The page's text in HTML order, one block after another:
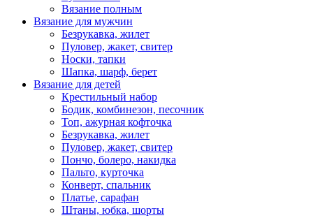
Вязание полным
Вязание для мужчин
Безрукавка, жилет
Пуловер, жакет, свитер
Носки, тапки
Шапка, шарф, берет
Вязание для детей
Крестильный набор
Бодик, комбинезон, песочник
Топ, ажурная кофточка
Безрукавка, жилет
Пуловер, жакет, свитер
Пончо, болеро, накидка
Пальто, курточка
Конверт, спальник
Платье, сарафан
Штаны, юбка, шорты